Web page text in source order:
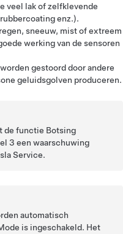
veel lak of zelfklevende
enz.).
sneeuw, mist of extreem
werking van de sensoren
gestoord door andere
geluidsgolven produceren.
de functie Botsing
3 een waarschuwing
Service.
automatisch
is ingeschakeld. Het